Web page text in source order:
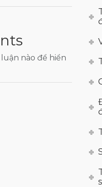
nào để hiển